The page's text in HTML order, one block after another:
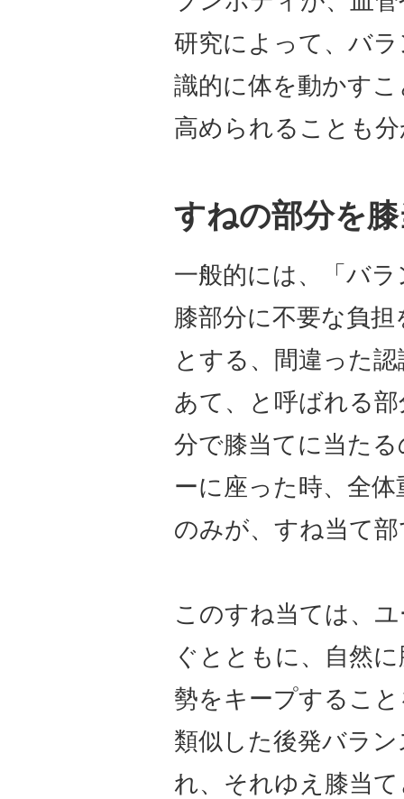
研究によって、バ
識的に体を動かす
高められることも
すねの部分を
一般的には、「バ
膝部分に不要な負
とする、間違った
あて、と呼ばれる
分で膝当てに当た
ーに座った時、全
のみが、すね当て
このすね当ては、
ぐとともに、自然
勢をキープするこ
類似した後発バラ
れ、それゆえ膝当